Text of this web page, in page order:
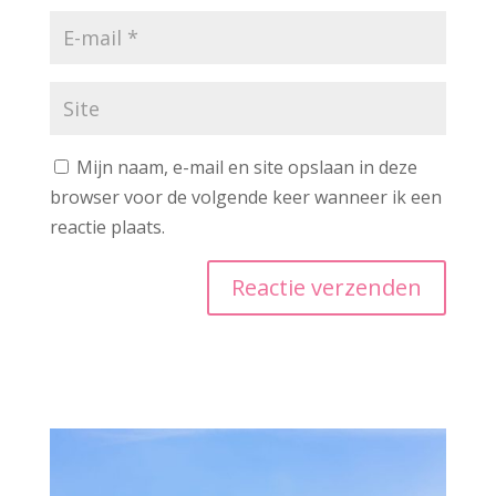
Mijn naam, e-mail en site opslaan in deze
browser voor de volgende keer wanneer ik een
reactie plaats.